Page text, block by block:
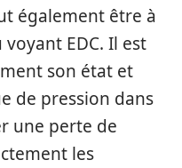
également être à
voyant EDC. Il est
son état et
de pression dans
une perte de
les